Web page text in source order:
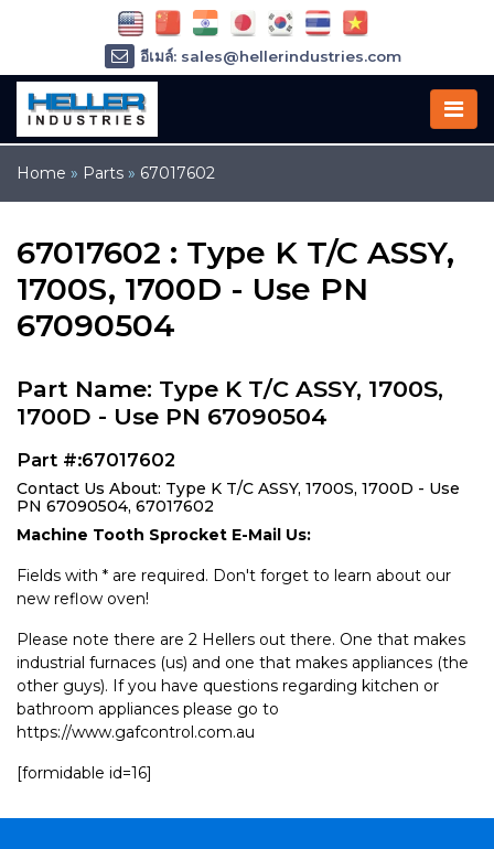
Home » Parts » 67017602
67017602 : Type K T/C ASSY,
1700S, 1700D - Use PN
67090504
Part Name: Type K T/C ASSY, 1700S,
1700D - Use PN 67090504
Part #:67017602
Contact Us About: Type K T/C ASSY, 1700S, 1700D - Use
PN 67090504, 67017602
Machine Tooth Sprocket E-Mail Us:
Fields with * are required. Don't forget to learn about our
new reflow oven!
Please note there are 2 Hellers out there. One that makes
industrial furnaces (us) and one that makes appliances (the
other guys). If you have questions regarding kitchen or
bathroom appliances please go to
https://www.gafcontrol.com.au
[formidable id=16]
อีเมล์: sales@hellerindustries.com
อีเมล์: service@hellerindustries.com
โทรศัพท์ :